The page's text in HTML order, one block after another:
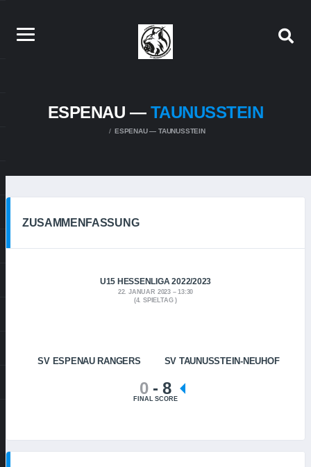
ESPENAU — TAUNUSSTEIN
ESPENAU — TAUNUSSTEIN
ZUSAMMENFASSUNG
U15 HESSENLIGA 2022/2023
22. JANUAR 2023
13:30
(4. SPIELTAG )
SV ESPENAU RANGERS SV TAUNUSSTEIN-NEUHOF
0 - 8
FINAL SCORE